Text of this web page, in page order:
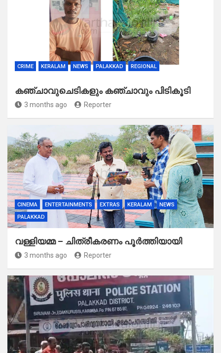
CRIME KERALAM NEWS PALAKKAD REGIONAL
കഞ്ചാവുചെടികളും കഞ്ചാവും പിടികൂടി
3 months ago Reporter
CINEMA ENTERTAINMENTS EXTRAS KERALAM
NEWS
PALAKKAD
വള്ളിയമ്മ – ചിത്രീകരണം പൂർത്തിയായി
3 months ago Reporter